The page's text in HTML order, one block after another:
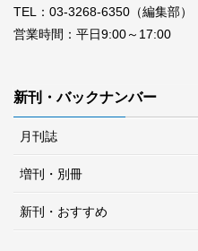
TEL：03-3268-6350（編集部）
営業時間：平日9:00～17:00
新刊・バックナンバー
月刊誌
増刊・別冊
新刊・おすすめ